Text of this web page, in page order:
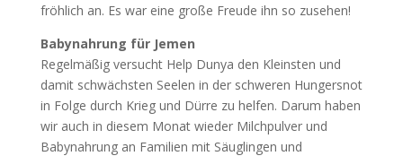
fröhlich an. Es war eine große Freude ihn so zusehen!
Babynahrung für Jemen
Regelmäßig versucht Help Dunya den Kleinsten und
damit schwächsten Seelen in der schweren Hungersnot
in Folge durch Krieg und Dürre zu helfen. Darum haben
wir auch in diesem Monat wieder Milchpulver und
Babynahrung an Familien mit Säuglingen und